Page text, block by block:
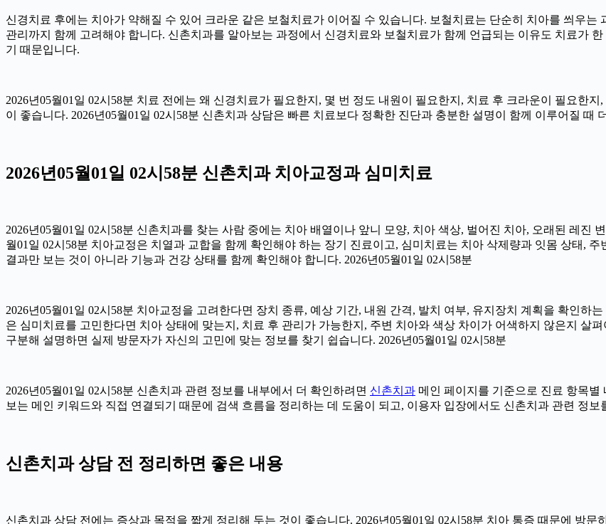
신경치료 후에는 치아가 약해질 수 있어 크라운 같은 보철치료가 이어질 수 있습니다. 보철치료는 단순히 치아를 씌우는
관리까지 함께 고려해야 합니다. 신촌치과를 알아보는 과정에서 신경치료와 보철치료가 함께 언급되는 이유도 치료가
기 때문입니다.
2026년05월01일 02시58분 치료 전에는 왜 신경치료가 필요한지, 몇 번 정도 내원이 필요한지, 치료 후 크라운이 필요한
이 좋습니다. 2026년05월01일 02시58분 신촌치과 상담은 빠른 치료보다 정확한 진단과 충분한 설명이 함께 이루어질 때
2026년05월01일 02시58분 신촌치과 치아교정과 심미치료
2026년05월01일 02시58분 신촌치과를 찾는 사람 중에는 치아 배열이나 앞니 모양, 치아 색상, 벌어진 치아, 오래된 레진
월01일 02시58분 치아교정은 치열과 교합을 함께 확인해야 하는 장기 진료이고, 심미치료는 치아 삭제량과 잇몸 상태,
결과만 보는 것이 아니라 기능과 건강 상태를 함께 확인해야 합니다. 2026년05월01일 02시58분
2026년05월01일 02시58분 치아교정을 고려한다면 장치 종류, 예상 기간, 내원 간격, 발치 여부, 유지장치 계획을 확인하
은 심미치료를 고민한다면 치아 상태에 맞는지, 치료 후 관리가 가능한지, 주변 치아와 색상 차이가 어색하지 않은지 살
구분해 설명하면 실제 방문자가 자신의 고민에 맞는 정보를 찾기 쉽습니다. 2026년05월01일 02시58분
2026년05월01일 02시58분 신촌치과 관련 정보를 내부에서 더 확인하려면 신촌치과 메인 페이지를 기준으로 진료 항목별
보는 메인 키워드와 직접 연결되기 때문에 검색 흐름을 정리하는 데 도움이 되고, 이용자 입장에서도 신촌치과 관련 정
신촌치과 상담 전 정리하면 좋은 내용
신촌치과 상담 전에는 증상과 목적을 짧게 정리해 두는 것이 좋습니다. 2026년05월01일 02시58분 치아 통증 때문에 방